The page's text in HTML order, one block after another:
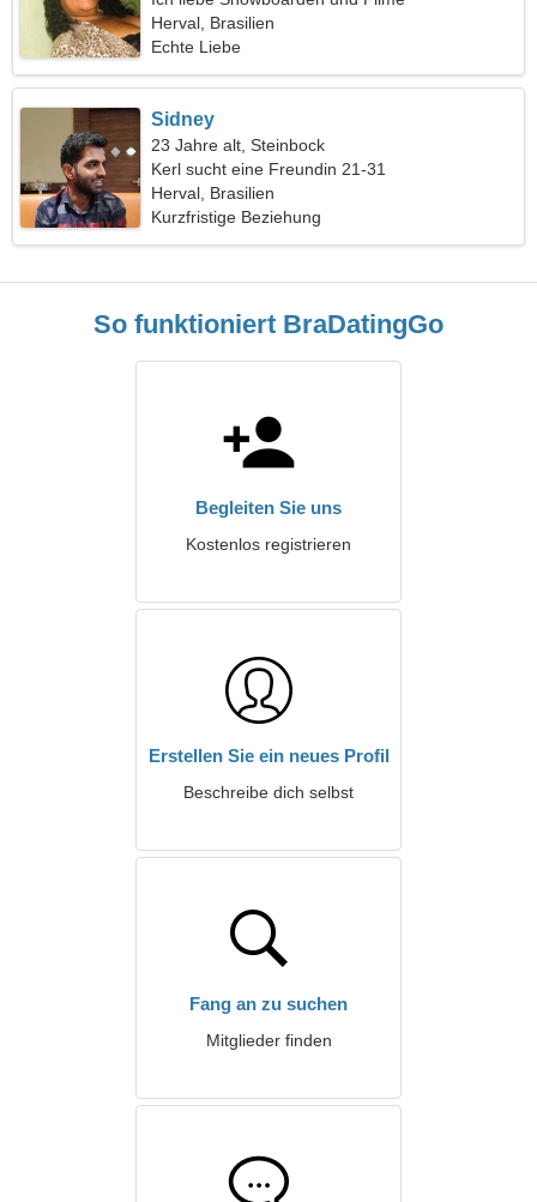
Herval, Brasilien
Echte Liebe
Sidney
23 Jahre alt, Steinbock
Kerl sucht eine Freundin 21-31
Herval, Brasilien
Kurzfristige Beziehung
So funktioniert BraDatingGo
Begleiten Sie uns
Kostenlos registrieren
Erstellen Sie ein neues Profil
Beschreibe dich selbst
Fang an zu suchen
Mitglieder finden